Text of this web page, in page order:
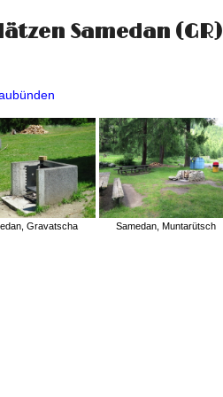
Samedan (GR)
Gravatscha Samedan, Muntarütsch